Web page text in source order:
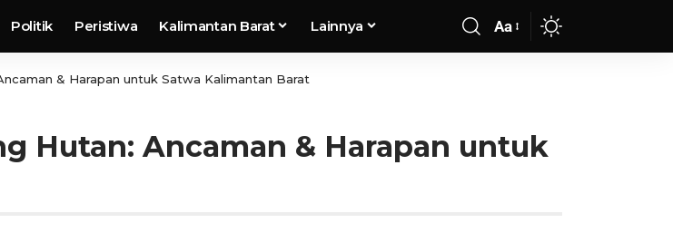
Politik Peristiwa Kalimantan Barat Lainnya Aa
& Harapan untuk Satwa Kalimantan Barat
Hutan: Ancaman & Harapan untuk